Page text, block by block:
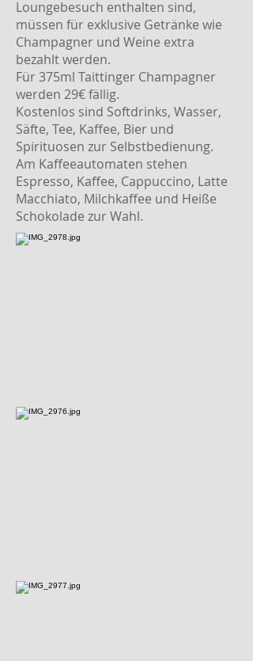
Loungebesuch enthalten sind,
müssen für exklusive Getränke wie
Champagner und Weine extra
bezahlt werden.
Für 375ml Taittinger Champagner
werden 29€ fällig.
Kostenlos sind Softdrinks, Wasser,
Säfte, Tee, Kaffee, Bier und
Spirituosen zur Selbstbedienung.
Am Kaffeeautomaten stehen
Espresso, Kaffee, Cappuccino, Latte
Macchiato, Milchkaffee und Heiße
Schokolade zur Wahl.